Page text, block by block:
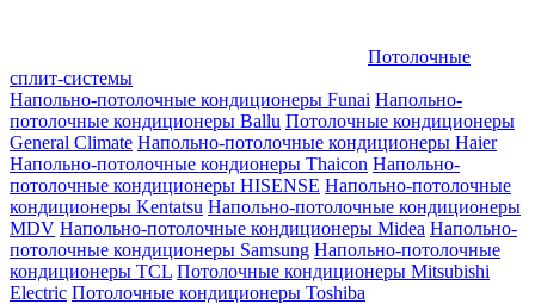
Потолочные
сплит-системы
Напольно-потолочные кондиционеры Funai Напольно-
потолочные кондиционеры Ballu Потолочные кондиционеры
General Climate Напольно-потолочные кондиционеры Haier
Напольно-потолочные кондионеры Thaicon Напольно-
потолочные кондиционеры HISENSE Напольно-потолочные
кондиционеры Kentatsu Напольно-потолочные кондиционеры
MDV Напольно-потолочные кондиционеры Midea Напольно-
потолочные кондиционеры Samsung Напольно-потолочные
кондиционеры TCL Потолочные кондиционеры Mitsubishi
Electric Потолочные кондиционеры Toshiba